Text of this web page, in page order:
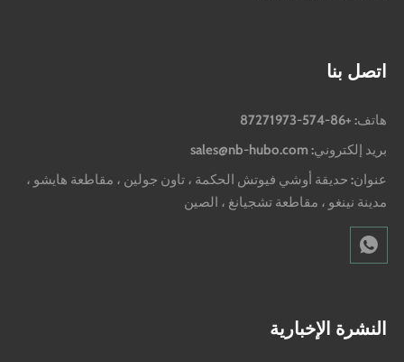
اتصل بنا
هاتف: +86-574-87271973
بريد إلكتروني: sales@nb-hubo.com
عنوان: حديقة أوشي فيوتش الحكمة ، تاون جولين ، مقاطعة هايشو ،
مدينة نينغو ، مقاطعة تشجيانغ ، الصين
النشرة الإخبارية